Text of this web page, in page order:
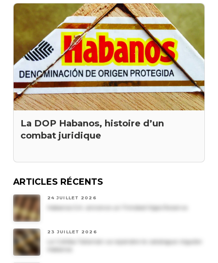
La DOP Habanos, histoire d’un
combat juridique
ARTICLES RÉCENTS
24 JUILLET 2026
Habanos S.A. annonce un Trinidad Vigia Reserva
23 JUILLET 2026
Le Cohiba Talismán va rejoindre le catalogue régulier